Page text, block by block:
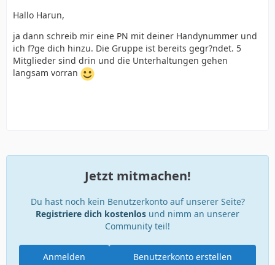
Hallo Harun,
ja dann schreib mir eine PN mit deiner Handynummer und
ich f?ge dich hinzu. Die Gruppe ist bereits gegr?ndet. 5
Mitglieder sind drin und die Unterhaltungen gehen
langsam vorran
Jetzt mitmachen!
Du hast noch kein Benutzerkonto auf unserer Seite?
Registriere dich kostenlos und nimm an unserer
Community teil!
Benutzerkonto erstellen
Anmelden